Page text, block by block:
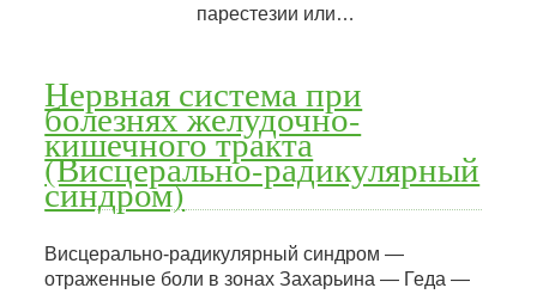
парестезии или…
Нервная система при
болезнях желудочно-
кишечного тракта
(Висцерально-радикулярный
синдром)
Висцерально-радикулярный синдром —
отраженные боли в зонах Захарьина — Геда —